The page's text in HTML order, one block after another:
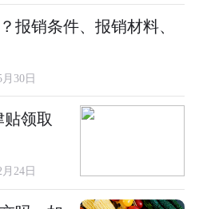
报销条件、报销材料、
30日
贴领取
24日